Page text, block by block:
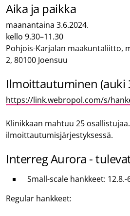
Aika ja paikka
maanantaina 3.6.2024.
kello 9.30–11.30
Pohjois-Karjalan maakuntaliitto,
2, 80100 Joensuu
Ilmoittautuminen (auki
https://link.webropol.com/s/
Klinikkaan mahtuu 25
ilmoittautumisjärjestyksessä.
Interreg Aurora -
Small-scale hankkeet: 12.8.-
Regular hankkeet: